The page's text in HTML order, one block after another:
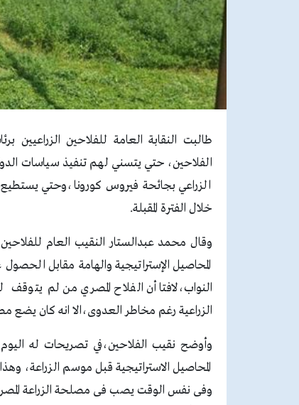
طالبت النقابة العامة للفلاحين الزراعيين
الفلاحين، حتي يتسني لهم تنفيذ سياسات
الزراعي بجائحة فيروس كورونا،وحتي يستطيع
خلال الفترة المقبلة.
وقال محمد عبدالستار النقيب العام
المحاصيل الإستراتيجية والهامة مقابل
النواب،لافتا أن الفلاح المصري من لم
الزراعية رغم مخاطر العدوى،الا انه كان يضع
وأوضح نقيب الفلاحين،في تصريحات له
وفى نفس الوقت يصب فى مصلحة الزراعة